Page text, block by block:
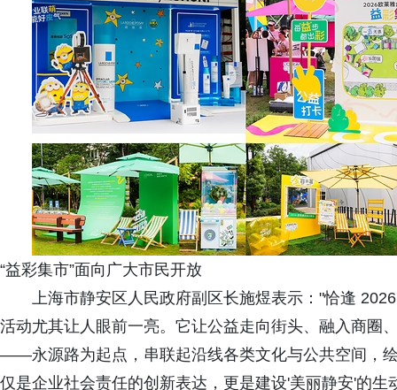
“益彩集市”面向广大市民开放
上海市静安区人民政府副区长施煜表示："恰逢
活动尤其让人眼前一亮。它让公益走向街头、融入商圈
——永源路为起点，串联起沿线各类文化与公共空间，
仅是企业社会责任的创新表达，更是建设'美丽静安'的